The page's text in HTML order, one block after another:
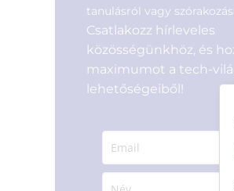
tanulásról vagy
Csatlakozz hírleveles
közösségünkhöz, és
maximumot a tech-
lehetőségeiből!